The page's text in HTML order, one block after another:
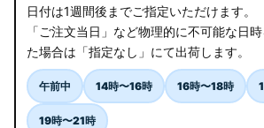
日付は1週間後までご指定いただけます。
「ご注文当日」など物理的に不可能な日
た場合は「指定なし」にて出荷します。
午前中 14時〜16時 16時〜18時
19時〜21時